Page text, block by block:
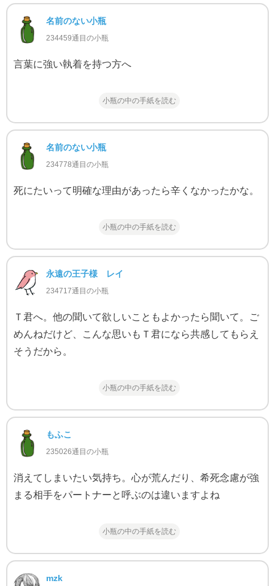
名前のない小瓶
234459通目の小瓶
言葉に強い執着を持つ方へ
小瓶の中の手紙を読む
名前のない小瓶
234778通目の小瓶
死にたいって明確な理由があったら辛くなかったかな。
小瓶の中の手紙を読む
永遠の王子様 レイ
234717通目の小瓶
Ｔ君へ。他の聞いて欲しいこともよかったら聞いて。ご
めんねだけど、こんな思いもＴ君になら共感してもらえ
そうだから。
小瓶の中の手紙を読む
もふこ
235026通目の小瓶
消えてしまいたい気持ち。心が荒んだり、希死念慮が強
まる相手をパートナーと呼ぶのは違いますよね
小瓶の中の手紙を読む
mzk